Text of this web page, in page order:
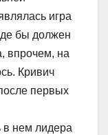
игра
бы должен
впрочем, на
Кривич
первых
в нем лидера